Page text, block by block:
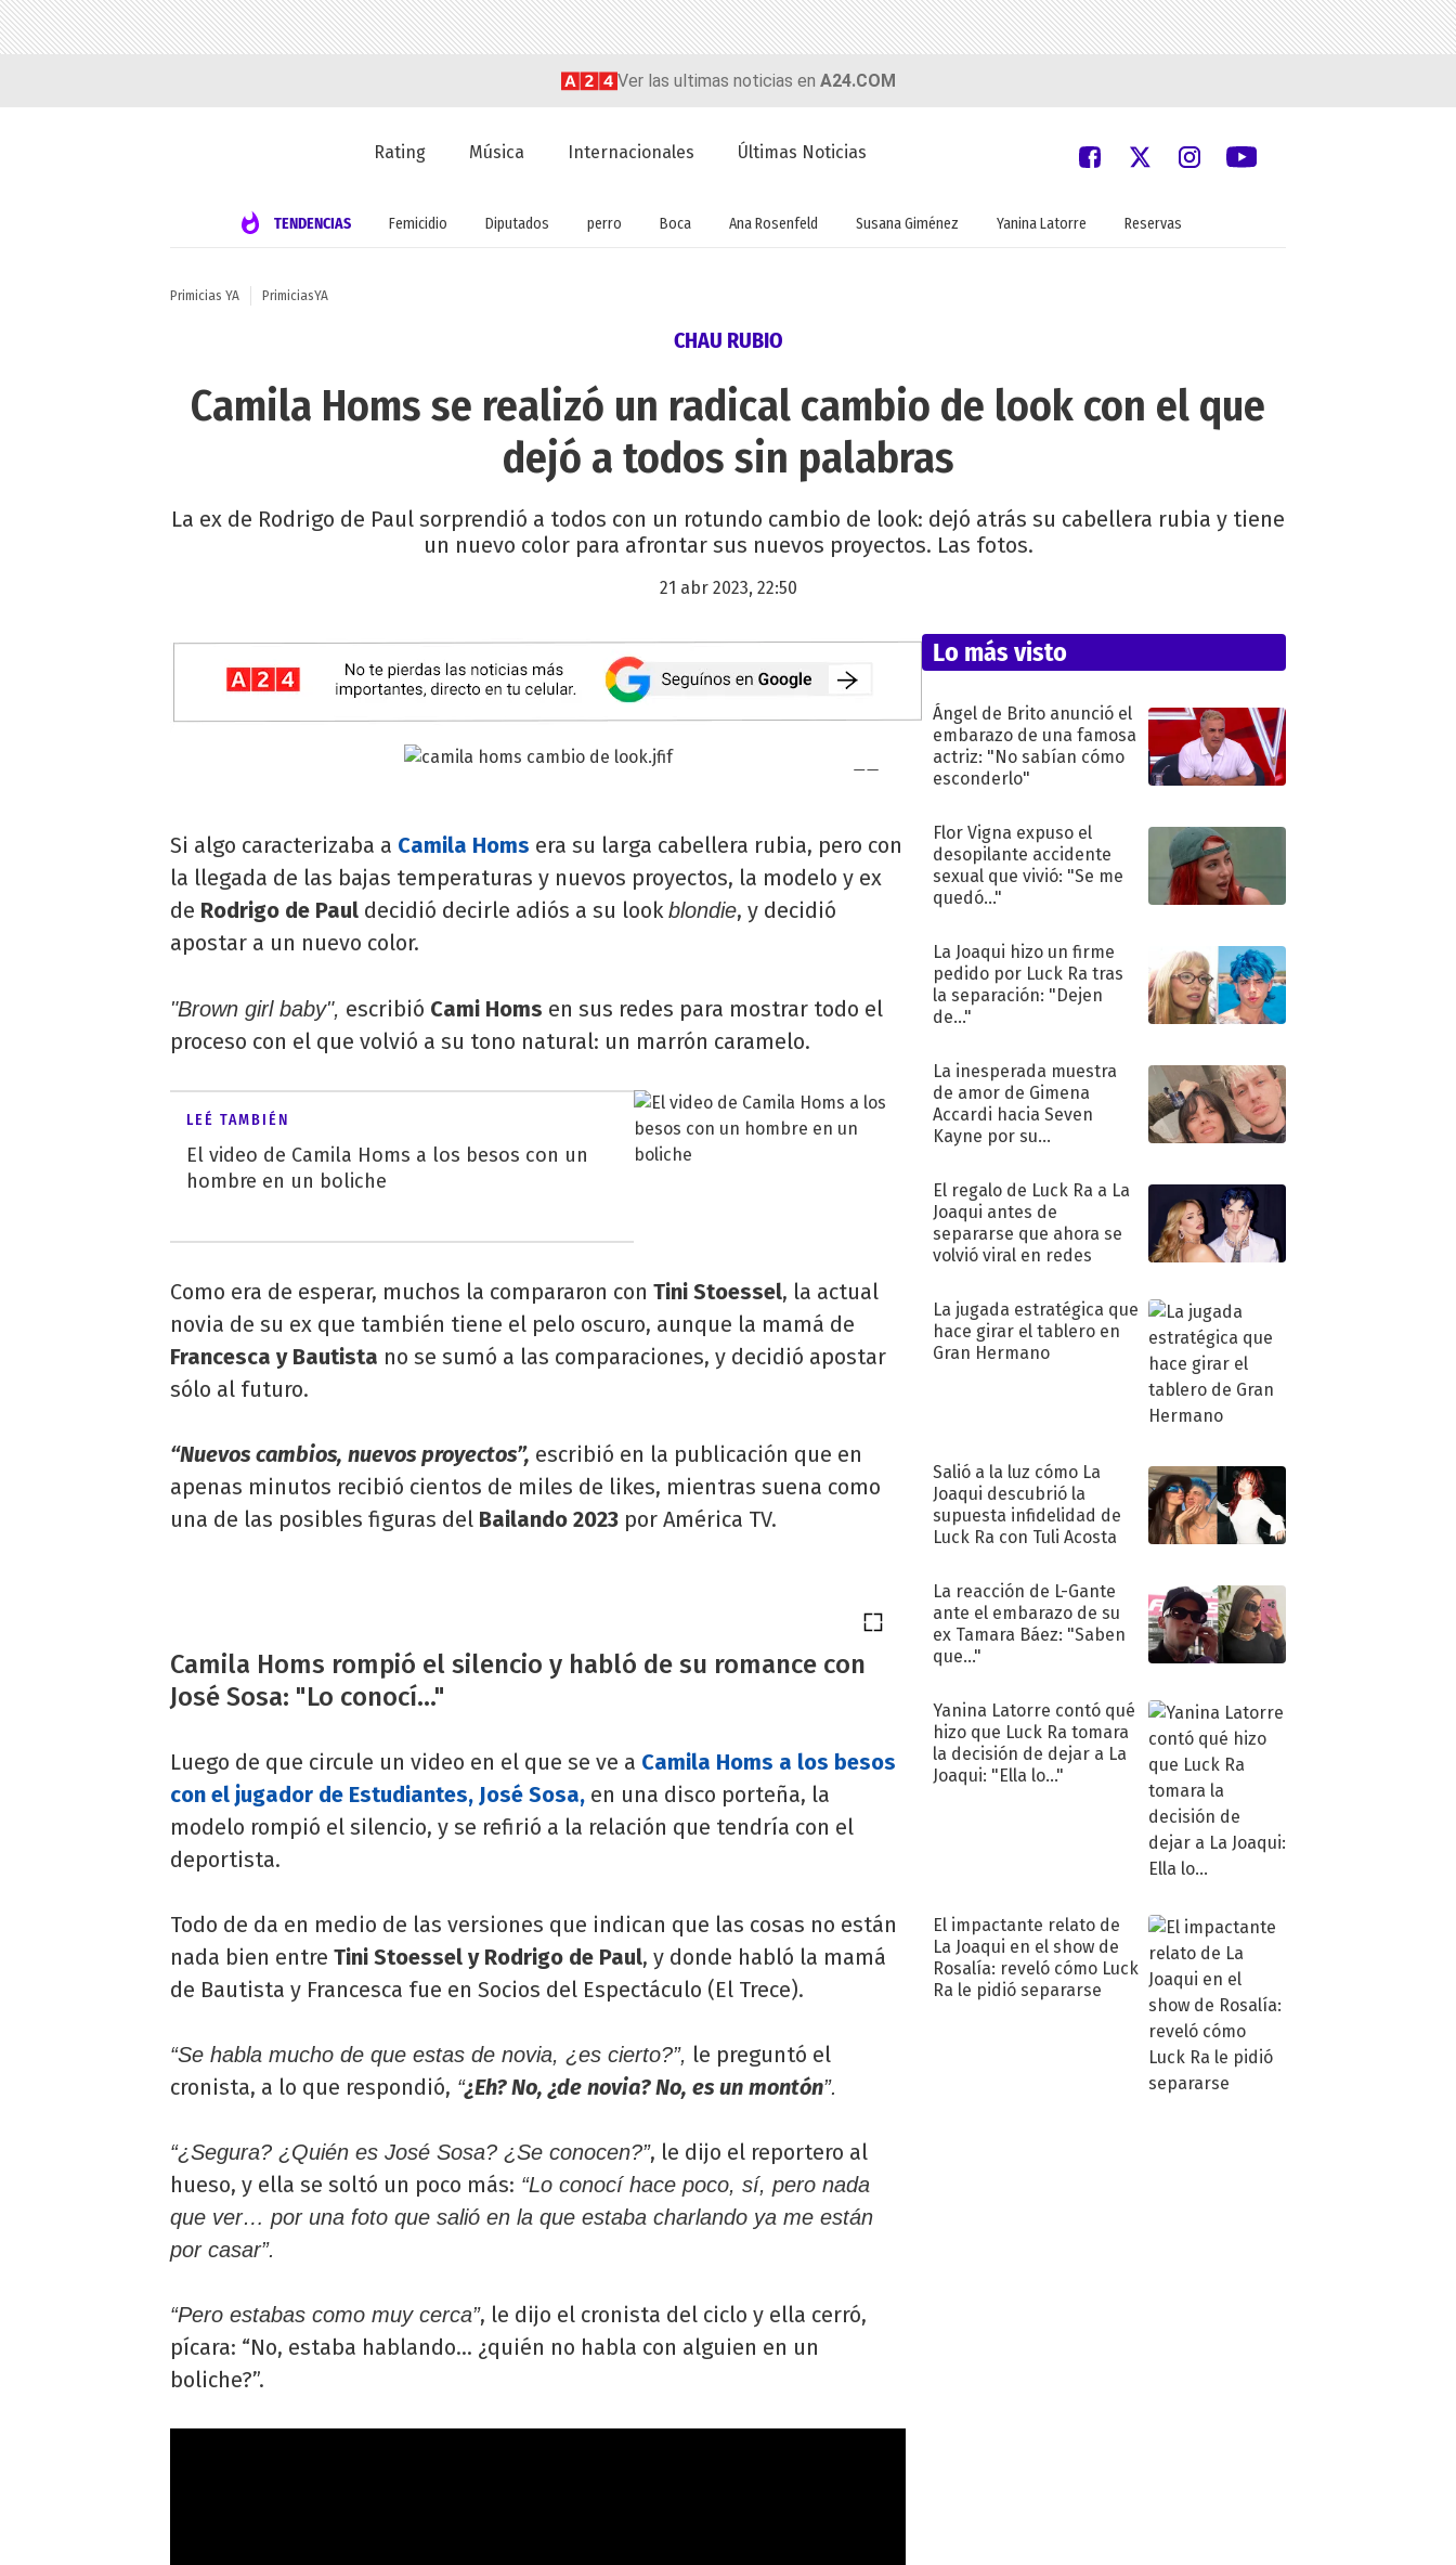
Ver las ultimas noticias en A24.COM
Rating Música Internacionales Últimas Noticias
TENDENCIAS Femicidio Diputados perro Boca Ana Rosenfeld Susana Giménez Yanina Latorre Reservas
Primicias YA PrimiciasYA
CHAU RUBIO
Camila Homs se realizó un radical cambio de look con el que
dejó a todos sin palabras
La ex de Rodrigo de Paul sorprendió a todos con un rotundo cambio de look: dejó atrás su cabellera rubia y tiene
un nuevo color para afrontar sus nuevos proyectos. Las fotos.
21 abr 2023, 22:50
Si algo caracterizaba a Camila Homs era su larga cabellera rubia, pero con
la llegada de las bajas temperaturas y nuevos proyectos, la modelo y ex
de Rodrigo de Paul decidió decirle adiós a su lookblondie, y decidió
apostar a un nuevo color.
"Brown girl baby", escribió Cami Homs en sus redes para mostrar todo el
proceso con el que volvió a su tono natural: un marrón caramelo.
LEÉ TAMBIÉN
El video de Camila Homs a los besos con un
hombre en un boliche
Como era de esperar, muchos la compararon con Tini Stoessel, la actual
novia de su ex que también tiene el pelo oscuro, aunque la mamá de
Francesca y Bautista no se sumó a las comparaciones, y decidió apostar
sólo al futuro.
“Nuevos cambios, nuevos proyectos”, escribió en la publicación que en
apenas minutos recibió cientos de miles de likes, mientras suena como
una de las posibles figuras del Bailando 2023 por América TV.
Camila Homs rompió el silencio y habló de su romance con
José Sosa: "Lo conocí..."
Luego de que circule un video en el que se ve a Camila Homs a los besos
con el jugador de Estudiantes, José Sosa, en una disco porteña, la
modelo rompió el silencio, y se refirió a la relación que tendría con el
deportista.
Todo de da en medio de las versiones que indican que las cosas no están
nada bien entre Tini Stoessel y Rodrigo de Paul, y donde habló la mamá
de Bautista y Francesca fue en Socios del Espectáculo (El Trece).
“Se habla mucho de que estas de novia, ¿es cierto?”, le preguntó el
cronista, a lo que respondió, “¿Eh? No, ¿de novia? No, es un montón”.
“¿Segura? ¿Quién es José Sosa? ¿Se conocen?”, le dijo el reportero al
hueso, y ella se soltó un poco más: “Lo conocí hace poco, sí, pero nada
que ver… por una foto que salió en la que estaba charlando ya me están
por casar”.
“Pero estabas como muy cerca”, le dijo el cronista del ciclo y ella cerró,
pícara: “No, estaba hablando… ¿quién no habla con alguien en un
boliche?”.
Lo más visto
Ángel de Brito anunció el
embarazo de una famosa
actriz: "No sabían cómo
esconderlo"
Flor Vigna expuso el
desopilante accidente
sexual que vivió: "Se me
quedó..."
La Joaqui hizo un firme
pedido por Luck Ra tras
la separación: "Dejen
de..."
La inesperada muestra
de amor de Gimena
Accardi hacia Seven
Kayne por su
El regalo de Luck Ra a La
Joaqui antes de
separarse que ahora se
volvió viral en redes
La jugada estratégica que
hace girar el tablero en
Gran Hermano
Salió a la luz cómo La
Joaqui descubrió la
supuesta infidelidad de
Luck Ra con Tuli Acosta
La reacción de L-Gante
ante el embarazo de su
ex Tamara Báez: "Saben
que..."
Yanina Latorre contó qué
hizo que Luck Ra tomara
la decisión de dejar a La
Joaqui: "Ella lo..."
El impactante relato de
La Joaqui en el show de
Rosalía: reveló cómo Luck
Ra le pidió separarse